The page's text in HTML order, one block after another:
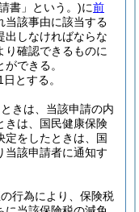
書」という。)に前
当該事由に該当する
出しなければならな
り確認できるものに
できる。
とする。
きは、当該申請の内
きは、国民健康保険
定をしたときは、国
当該申請者に通知す
行為により、保険税